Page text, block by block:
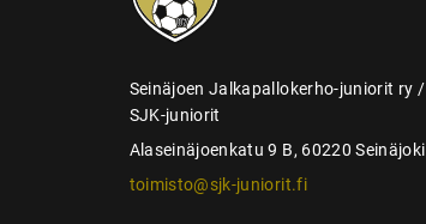
Seinäjoen Jalkapallokerho-juniorit ry /
SJK-juniorit
Alaseinäjoenkatu 9 B, 60220 Seinäjoki
toimisto@sjk-juniorit.fi